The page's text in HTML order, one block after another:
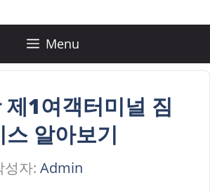
Menu
제1여객터미널 짐
알아보기
성자: Admin